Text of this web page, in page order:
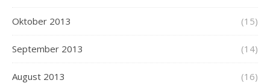
Oktober 2013 (15)
September 2013 (14)
August 2013 (16)